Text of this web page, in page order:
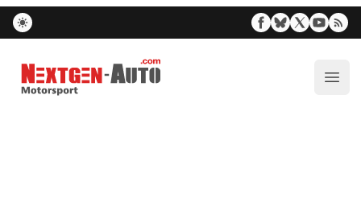
Nextgen-Auto.com